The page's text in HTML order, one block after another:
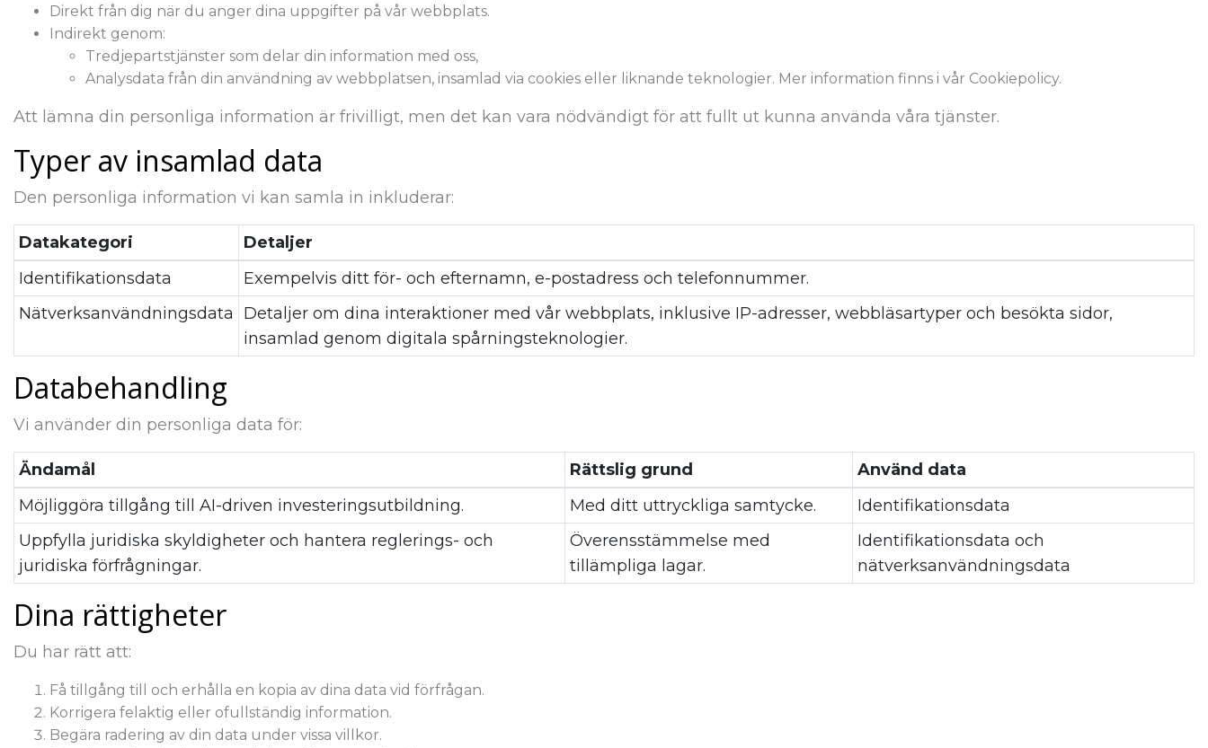
Direkt från dig när du anger dina uppgifter på vår webbplats.
Indirekt genom:
Tredjepartstjänster som delar din information med oss,
Analysdata från din användning av webbplatsen, insamlad via cookies eller liknande teknologier. Mer information finns i vår Cookiepolicy.
Att lämna din personliga information är frivilligt, men det kan vara nödvändigt för att fullt ut kunna använda våra tjänster.
Typer av insamlad data
Den personliga information vi kan samla in inkluderar:
Datakategori
Detaljer
Identifikationsdata
Exempelvis ditt för- och efternamn, e-postadress och telefonnummer.
Nätverksanvändningsdata
Detaljer om dina interaktioner med vår webbplats, inklusive IP-adresser, webbläsartyper och besökta sidor,
insamlad genom digitala spårningsteknologier.
Databehandling
Vi använder din personliga data för:
Ändamål Rättslig grund
Använd data
Möjliggöra tillgång till AI-driven investeringsutbildning.
Med ditt uttryckliga samtycke.
Identifikationsdata
Uppfylla juridiska skyldigheter och hantera reglerings- och
juridiska förfrågningar.
Överensstämmelse med
tillämpliga lagar.
Identifikationsdata och
nätverksanvändningsdata
Dina rättigheter
Du har rätt att:
Få tillgång till och erhålla en kopia av dina data vid förfrågan.
Korrigera felaktig eller ofullständig information.
Begära radering av din data under vissa villkor.